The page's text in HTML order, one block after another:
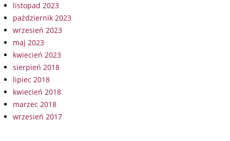
listopad 2023
październik 2023
wrzesień 2023
maj 2023
kwiecień 2023
sierpień 2018
lipiec 2018
kwiecień 2018
marzec 2018
wrzesień 2017